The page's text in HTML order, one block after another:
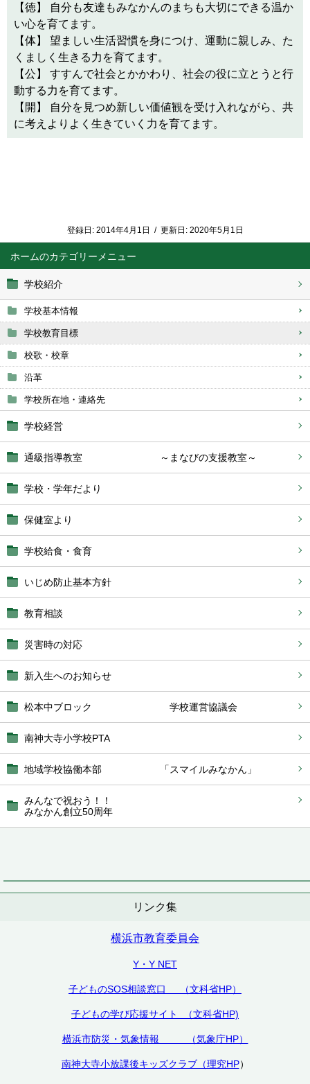
ホーム
学校紹介
学校基本情報
学校教育目標
校歌・校章
沿革
学校所在地・連絡先
学校経営
通級指導教室 ～まなびの支援教室～
学校・学年だより
保健室より
学校給食・食育
いじめ防止基本方針
教育相談
災害時の対応
新入生へのお知らせ
松本中ブロック 学校運営協議会
南神大寺小学校PTA
地域学校協働本部 「スマイルみなかん」
みんなで祝おう！！
みなかん創立50周年
リンク集
横浜市教育委員会
Y・Y NET
子どものSOS相談窓口 （文科省HP）
子どもの学び応援サイト （文科省HP)
横浜市防災・気象情報 （気象庁HP）
南神大寺小放課後キッズクラブ（理究HP）
【徳】 自分も友達もみなかんのまちも大切にできる温か
い心を育てます。
【体】 望ましい生活習慣を身につけ、運動に親しみ、た
くましく生きる力を育てます。
【公】 すすんで社会とかかわり、社会の役に立とうと行
動する力を育てます。
【開】 自分を見つめ新しい価値観を受け入れながら、共
に考えよりよく生きていく力を育てます。
登録日: 2014年4月1日 / 更新日: 2020年5月1日